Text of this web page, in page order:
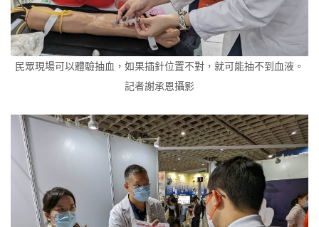
民眾現場可以體驗抽血，如果插針位置不對，就可能抽不到血液。
記者謝承恩攝影